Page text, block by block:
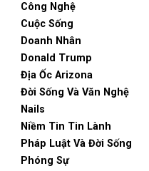
Công Nghệ
Cuộc Sống
Doanh Nhân
Donald Trump
Địa Ốc Arizona
Đời Sống Và Văn Nghệ
Nails
Niềm Tin Tin Lành
Pháp Luật Và Đời Sống
Phóng Sự